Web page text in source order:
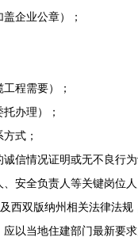
企业公章）；
程需要）；
办理）；
式；
信情况证明或无不良行为
安全负责人等关键岗位
西双版纳州相关法律法规
以当地住建部门最新要求